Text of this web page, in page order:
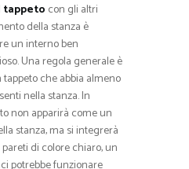
tappeto con gli altri
della stanza è
un interno ben
Una regola generale è
che abbia almeno
nella stanza. In
non apparirà come un
stanza, ma si integrerà
di colore chiaro, un